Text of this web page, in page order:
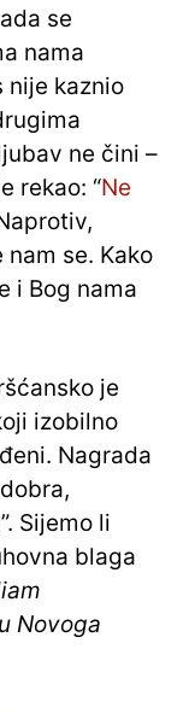
se
nama
nije kaznio
ne čini –
rekao: “Ne
se. Kako
i Bog nama
je
izobilno
Nagrada
Sijemo li
blaga
Novoga